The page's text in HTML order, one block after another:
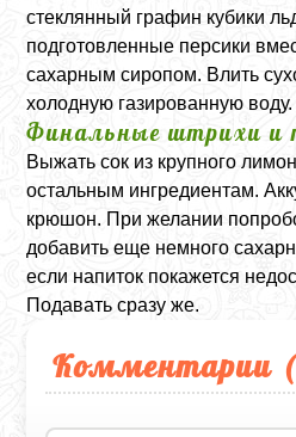
стеклянный графин кубики
подготовленные персики
сахарным сиропом. Влить
холодную газированную воду.
Финальные штрихи и
Выжать сок из крупного
остальным ингредиентам.
крюшон. При желании
добавить еще немного
если напиток покажется
Подавать сразу же.
Комментарии